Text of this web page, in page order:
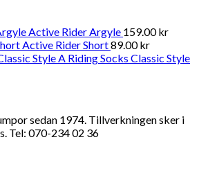
Active Rider Argyle 159.00kr
Active Rider Short89.00kr
Riding Socks Classic Style
sedan 1974. Tillverkningen sker i
Tel: 070-234 02 36